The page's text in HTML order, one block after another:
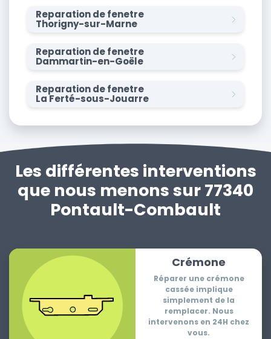
Reparation de fenetre
Thorigny-sur-Marne
Reparation de fenetre
Dammartin-en-Goële
Reparation de fenetre
La Ferté-sous-Jouarre
Les différentes interventions
que nous menons sur 77340
Pontault-Combault
Crémone
Réparer une crémone
cassée implique
simplement de la
remplacer. Nous
intervenons en 24H chez
vous.